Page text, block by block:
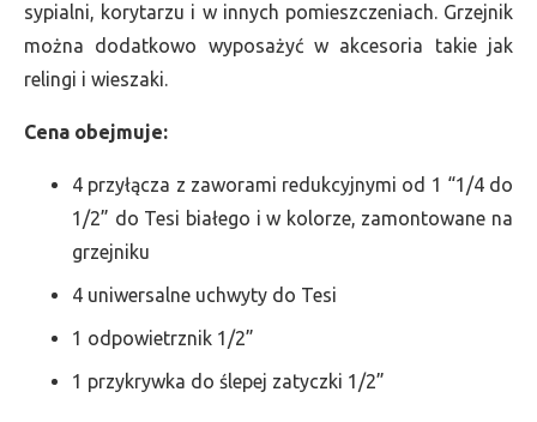
sypialni, korytarzu i w innych pomieszczeniach. Grzejnik
można dodatkowo wyposażyć w akcesoria takie jak
relingi i wieszaki.
Cena obejmuje:
4 przyłącza z zaworami redukcyjnymi od 1 “1/4 do
1/2” do Tesi białego i w kolorze, zamontowane na
grzejniku
4 uniwersalne uchwyty do Tesi
1 odpowietrznik 1/2”
1 przykrywka do ślepej zatyczki 1/2”